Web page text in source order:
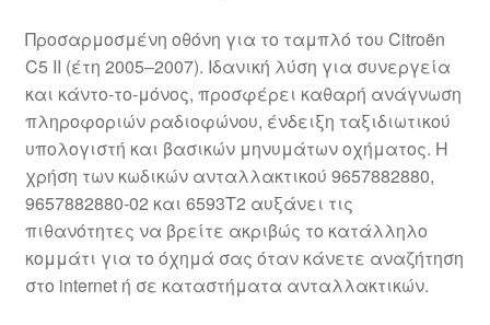
Προσαρμοσμένη οθόνη για το ταμπλό του Citroën
C5 II (έτη 2005–2007). Ιδανική λύση για συνεργεία
και κάντο-το-μόνος, προσφέρει καθαρή ανάγνωση
πληροφοριών ραδιοφώνου, ένδειξη ταξιδιωτικού
υπολογιστή και βασικών μηνυμάτων οχήματος. Η
χρήση των κωδικών ανταλλακτικού 9657882880,
9657882880-02 και 6593T2 αυξάνει τις
πιθανότητες να βρείτε ακριβώς το κατάλληλο
κομμάτι για το όχημά σας όταν κάνετε αναζήτηση
στο internet ή σε καταστήματα ανταλλακτικών.